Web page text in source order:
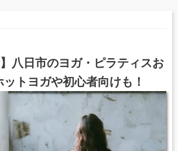
】八日市のヨガ・ピラティスお
トヨガや初心者向けも！